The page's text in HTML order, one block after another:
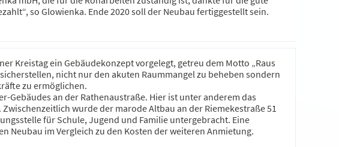
so Glowienka. Ende 2020 soll der Neubau fertiggestellt sein.
Kreistag ein Gebäudekonzept vorgelegt, getreu dem Motto „Raus
nicht nur den akuten Raummangel zu beheben sondern
zu ermöglichen.
Gebäudes an der Rathenaustraße. Hier ist unter anderem das
wurde der marode Altbau an der Riemekestraße 51
für Schule, Jugend und Familie untergebracht. Eine
Neubau im Vergleich zu den Kosten der weiteren Anmietung.